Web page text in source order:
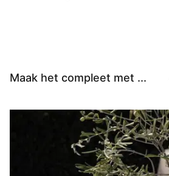
Maak het compleet met ...